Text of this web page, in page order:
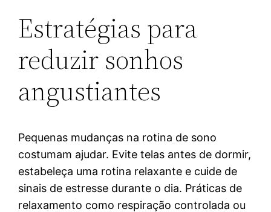
Estratégias para
reduzir sonhos
angustiantes
Pequenas mudanças na rotina de sono
costumam ajudar. Evite telas antes de dormir,
estabeleça uma rotina relaxante e cuide de
sinais de estresse durante o dia. Práticas de
relaxamento como respiração controlada ou